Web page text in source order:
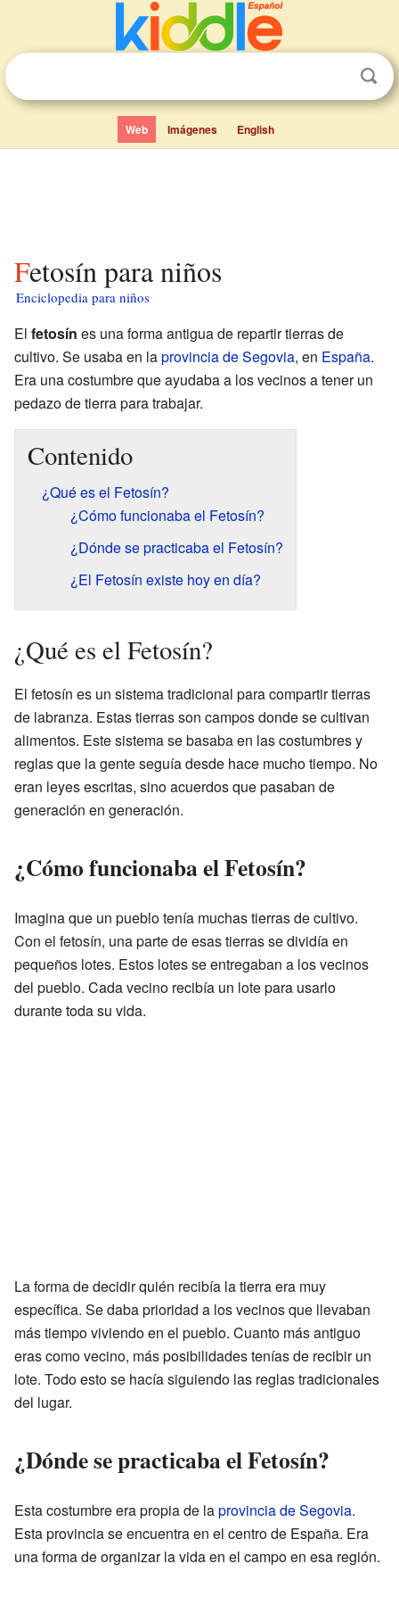
Web Imágenes English
Fetosín para niños
Enciclopedia para niños
El fetosín es una forma antigua de repartir tierras de
cultivo. Se usaba en laprovincia de Segovia, en España.
Era una costumbre que ayudaba a los vecinos a tener un
pedazo de tierra para trabajar.
Contenido
¿Qué es el Fetosín?
¿Cómo funcionaba el Fetosín?
¿Dónde se practicaba el Fetosín?
¿El Fetosín existe hoy en día?
¿Qué es el Fetosín?
El fetosín es un sistema tradicional para compartir tierras
de labranza. Estas tierras son campos donde se cultivan
alimentos. Este sistema se basaba en las costumbres y
reglas que la gente seguía desde hace mucho tiempo. No
eran leyes escritas, sino acuerdos que pasaban de
generación en generación.
¿Cómo funcionaba el Fetosín?
Imagina que un pueblo tenía muchas tierras de cultivo.
Con el fetosín, una parte de esas tierras se dividía en
pequeños lotes. Estos lotes se entregaban a los vecinos
del pueblo. Cada vecino recibía un lote para usarlo
durante toda su vida.
La forma de decidir quién recibía la tierra era muy
específica. Se daba prioridad a los vecinos que llevaban
más tiempo viviendo en el pueblo. Cuanto más antiguo
eras como vecino, más posibilidades tenías de recibir un
lote. Todo esto se hacía siguiendo las reglas tradicionales
del lugar.
¿Dónde se practicaba el Fetosín?
Esta costumbre era propia de laprovincia de Segovia.
Esta provincia se encuentra en el centro de España. Era
una forma de organizar la vida en el campo en esa región.